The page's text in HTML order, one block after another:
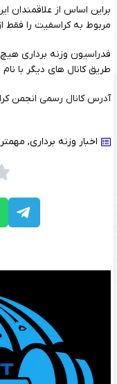
براین اساس از علاقمندان
مربوط به کراسفیت را فقط
فدراسیون وزنه برداری
طریق کانال های دیگر با
آدرس کانال رسمی انجمن
اخبار وزنه برداری,